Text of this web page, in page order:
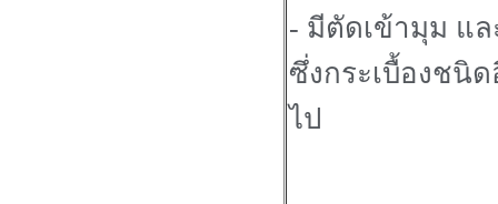
- มีตัดเข้ามุม แ
ซึ่งกระเบื้องชนิ
ไป